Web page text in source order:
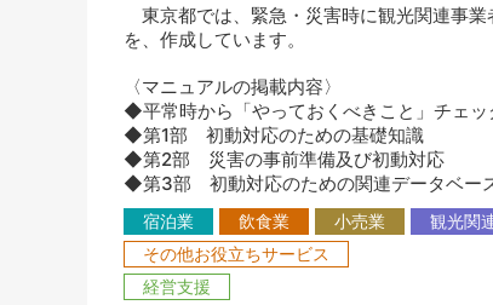
東京都では、緊急・災害時に観光関連事業
を、作成しています。
〈マニュアルの掲載内容〉
◆平常時から「やっておくべきこと」チェッ
◆第1部 初動対応のための基礎知識
◆第2部 災害の事前準備及び初動対
◆第3部 初動対応のための関連データベー
宿泊業 飲食業 小売業
観光関
その他お役立ちサービス
経営支援